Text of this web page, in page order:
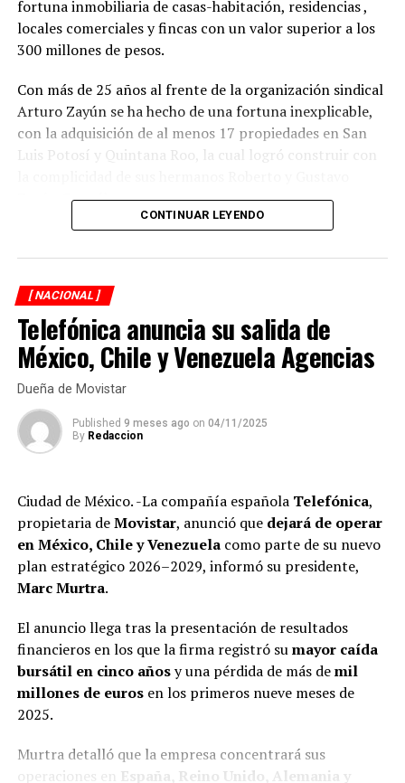
Diputados visitan Refinería Dos Bocas
fortuna inmobiliaria de casas-habitación, residencias ,
locales comerciales y fincas con un valor superior a los
300 millones de pesos.
Con más de 25 años al frente de la organización sindical
Arturo Zayún se ha hecho de una fortuna inexplicable,
con la adquisición de al menos 17 propiedades en San
Luis Potosí y Quintana Roo, la cual logró construir con
Zayún González.
descubrió que el líder gremial adquirió su red
inmobiliaria, en la mayoría de los casos, con pagos
realizados en efectivo y con una valuación menor del
verdadero costo de las propiedades que hoy forman
parte del patrimonio del Clan Zayún y que constituyen
una simulación de compraventas.
La compra de diez propiedades a nombre del secretario
general del sindicato y ocho adquiridas por sus
hermanos, evidencian no sólo el uso de efectivo, sino la
de una evasión sistemática y de graves irregularidades.
Las investigaciones encontraron que, al igual que otros
líderes sindicales en México, la gestión de Arturo Zayún
CONTINUAR LEYENDO
[ NACIONAL ]
Telefónica anuncia su salida de
México, Chile y Venezuela Agencias
Dueña de Movistar
Published 9 meses ago on 04/11/2025
By Redaccion
Ciudad de México. -La compañía española Telefónica,
propietaria deMovistar, anunció que dejará de operar
en México, Chile y Venezuelacomo parte de su nuevo
plan estratégico 2026–2029, informó su presidente,
Marc Murtra.
El anuncio llega tras la presentación de resultados
financieros en los que la firma registró sumayor caída
bursátil en cinco añosy una pérdida de más demil
millones de eurosen los primeros nueve meses de
2025.
Murtra detalló que la empresa concentrará sus
operaciones en España, Reino Unido, Alemania y